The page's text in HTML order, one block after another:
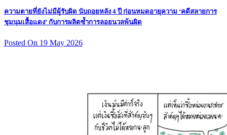
ความตายที่ยังไม่มีผู้รับผิด นับถอยหลัง 4 ปี ก่อนหมดอายุความ ‘คดีสลายการ
ชุมนุมเสื้อแดง’ กับการผลิตซ้ำการลอยนวลพ้นผิด
Posted On 19 May 2026